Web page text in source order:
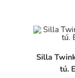
Silla
tú.